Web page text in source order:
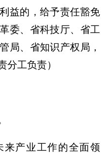
益的，给予责任豁免
革委、省科技厅、省工
局、省知识产权局，
分工负责）
来产业工作的全面领